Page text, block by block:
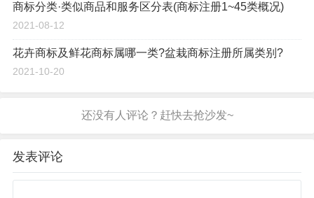
商标分类·类似商品和服务区分表(商标注册1~45类概况)
2021-08-12
花卉商标及鲜花商标属哪一类?盆栽商标注册所属类别?
2021-10-20
发表评论